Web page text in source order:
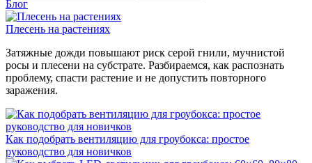
Блог
Плесень на растениях
Затяжные дожди повышают риск серой гнили, мучнистой
росы и плесени на субстрате. Разбираемся, как распознать
проблему, спасти растение и не допустить повторного
заражения.
Как подобрать вентиляцию для гроубокса: простое
руководство для новичков